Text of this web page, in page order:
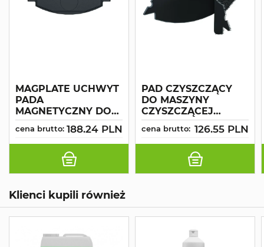
MAGPLATE UCHWYT
PADA
MAGNETYCZNY DO
MASZYNY
CZYSZCZĄCEJ
MOTORSCRUBBER
cena brutto: 188.24 PLN
PAD CZYSZCZĄCY
DO MASZYNY
CZYSZCZĄCEJ
MOTORSCRUBBER
DRYFT
cena brutto: 126.55 PLN
Klienci kupili również